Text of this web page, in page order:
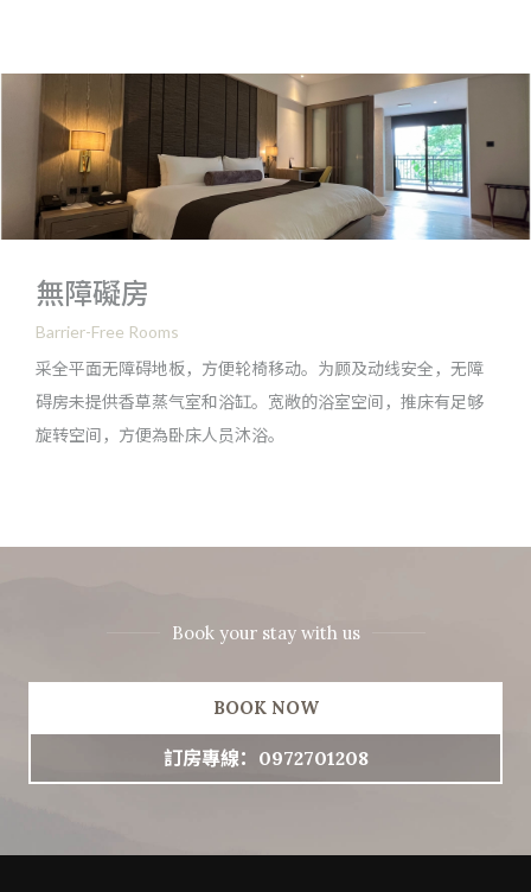
無障礙房
Barrier-Free Rooms
采全平面无障碍地板，方便轮椅移动。为顾及动线安全，无障
碍房未提供香草蒸气室和浴缸。宽敞的浴室空间，推床有足够
旋转空间，方便為卧床人员沐浴。
Book your stay with us
BOOK NOW
訂房專線：0972701208